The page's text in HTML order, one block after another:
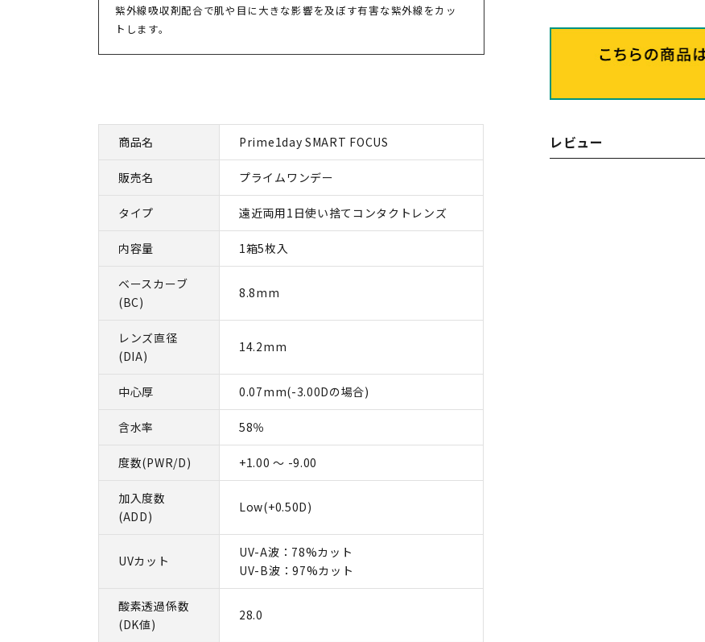
レビュー
紫外線吸収剤配合で肌や目に大きな影響を及ぼす有害な紫外線をカッ
トします。
商品名 Prime1day SMART FOCUS
販売名 プライムワンデー
タイプ 遠近両用1日使い捨てコンタクトレンズ
内容量 1箱5枚入
ベースカーブ
(BC)
8.8mm
レンズ直径
(DIA)
14.2mm
中心厚 0.07mm(-3.00Dの場合)
含水率 58％
度数(PWR/D) +1.00 ～ -9.00
加入度数
(ADD)
Low(+0.50D)
UVカット
UV-A波：78%カット
UV-B波：97%カット
酸素透過係数
(DK値)
28.0